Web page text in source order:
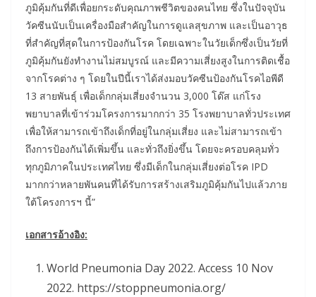
ภูมิคุ้มกันที่ดีเพื่อยกระดับคุณภาพชีวิตของคนไทย ซึ่งในปัจจุบัน
วัคซีนนับเป็นเครื่องมือสำคัญในการดูแลสุขภาพ และเป็นอาวุธ
ที่สำคัญที่สุดในการป้องกันโรค โดยเฉพาะในวัยเด็กซึ่งเป็นวัยที่
ภูมิคุ้มกันยังทำงานไม่สมบูรณ์ และมีความเสี่ยงสูงในการติดเชื้อ
จากโรคต่าง ๆ โดยในปีนี้เราได้ส่งมอบวัคซีนป้องกันโรคไอพีดี
13 สายพันธุ์ เพื่อเด็กกลุ่มเสี่ยงจำนวน 3,000 โด๊ส แก่โรง
พยาบาลที่เข้าร่วมโครงการมากกว่า 35 โรงพยาบาลทั่วประเทศ
เพื่อให้สามารถเข้าถึงเด็กที่อยู่ในกลุ่มเสี่ยง และไม่สามารถเข้า
ถึงการป้องกันได้เพิ่มขึ้น และทั่วถึงยิ่งขึ้น โดยจะครอบคลุมทั่ว
ทุกภูมิภาคในประเทศไทย ซึ่งมีเด็กในกลุ่มเสี่ยงต่อโรค IPD
มากกว่าหลายพันคนที่ได้รับการสร้างเสริมภูมิคุ้มกันไปแล้วภาย
ใต้โครงการฯ นี้”
เอกสารอ้างอิง:
World Pneumonia Day 2022. Access 10 Nov
2022. https://stoppneumonia.org/